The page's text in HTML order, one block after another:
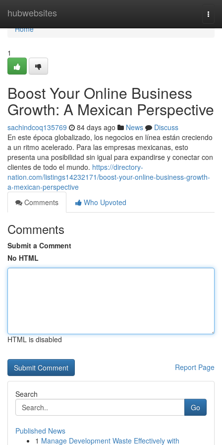
hubwebsites
Home
Home
1
Boost Your Online Business
Growth: A Mexican Perspective
sachindcoq135769 84 days ago News
Discuss
En este época globalizado, los negocios en línea están creciendo
a un ritmo acelerado. Para las empresas mexicanas, esto
presenta una posibilidad sin igual para expandirse y conectar con
clientes de todo el mundo. https://directory-
nation.com/listings14232171/boost-your-online-business-growth-
a-mexican-perspective
Comments
Who Upvoted
Comments
Submit a Comment
No HTML
HTML is disabled
Report Page
Search
Go
Published News
1 Manage Development Waste Effectively with